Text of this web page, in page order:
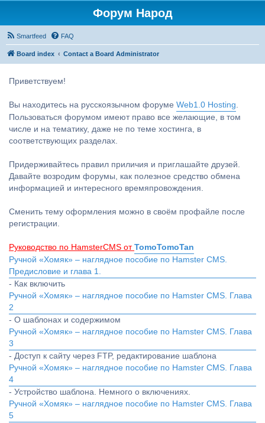
Форум Народ
Smartfeed FAQ
Board index Contact a Board Administrator
Приветствуем!
Вы находитесь на русскоязычном форуме Web1.0 Hosting.
Пользоваться форумом имеют право все желающие, в том
числе и на тематику, даже не по теме хостинга, в
соответствующих разделах.
Придерживайтесь правил приличия и приглашайте друзей.
Давайте возродим форумы, как полезное средство обмена
информацией и интересного времяпровождения.
Сменить тему оформления можно в своём профайле после
регистрации.
Руководство по HamsterCMS от TomoTomoTan
Ручной «Хомяк» – наглядное пособие по Hamster CMS.
Предисловие и глава 1.
- Как включить
Ручной «Хомяк» – наглядное пособие по Hamster CMS. Глава
2
- О шаблонах и содержимом
Ручной «Хомяк» – наглядное пособие по Hamster CMS. Глава
3
- Доступ к сайту через FTP, редактирование шаблона
Ручной «Хомяк» – наглядное пособие по Hamster CMS. Глава
4
- Устройство шаблона. Немного о включениях.
Ручной «Хомяк» – наглядное пособие по Hamster CMS. Глава
5